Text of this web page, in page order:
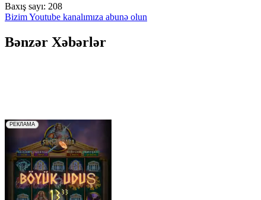
Baxış sayı: 208
Bizim Youtube kanalımıza abunə olun
Bənzər Xəbərlər